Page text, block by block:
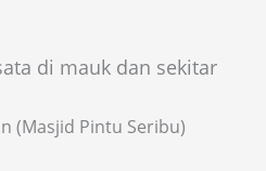
di mauk dan sekitar
(Masjid Pintu Seribu)